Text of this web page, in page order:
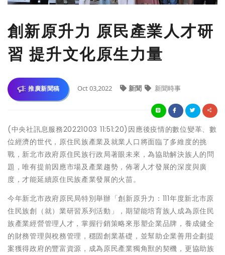
創新原升力 原民產業人才研
習 提升文化原生力量
推廣新聞稿 Oct 03,2022 新聞 新聞時事
(中央社訊息服務20221003 11:51:20)因應後疫情的數位變革、數
位經濟的世代，原住民族產業及就業人口將面臨了多維度的挑
戰，新北市政府原住民族行政局著眼未來，為協助解決族人的問
題，唯有提前因應市場及產業趨勢，佈署人才發展的深度與廣
度，才能延續原住民族產業發展的火苗。
今年新北市政府原民局特別舉辦「創新原升力：111年度新北市原
住民族創（就）業研習系列活動」，期望能培育族人成為原住民
族產業經營管理人才，掌握行銷策略來形塑企業品牌，養成健全
的財務管理與稅務管理，穩固創業基礎，並幫助企業善用企劃提
案獲得政府的豐富資源，成為原民產業獨角獸的契機，更協助族